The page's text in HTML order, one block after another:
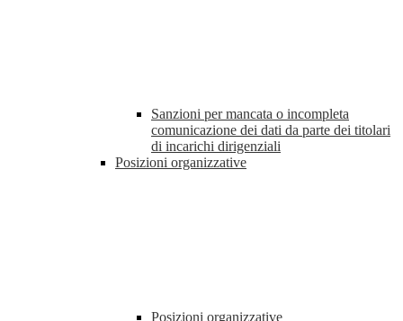
Sanzioni per mancata o incompleta
comunicazione dei dati da parte dei titolari
di incarichi dirigenziali
Posizioni organizzative
Posizioni organizzative